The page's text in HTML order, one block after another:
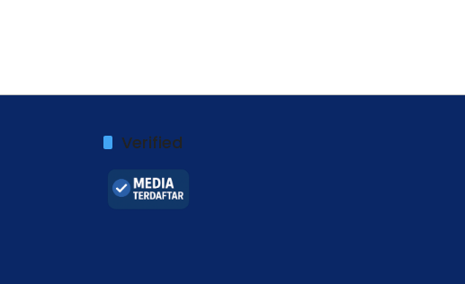
Verified